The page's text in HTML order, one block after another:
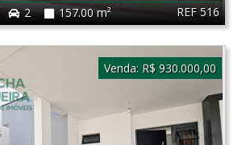
REF 516
2 157.00 m²
Venda: R$ 930.000,00